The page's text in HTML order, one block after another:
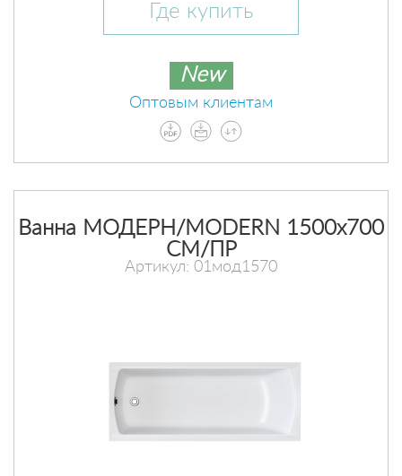
Где купить
New
Оптовым клиентам
Ванна МОДЕРН/MODERN 1500х700
СМ/ПР
Артикул: 01мод1570